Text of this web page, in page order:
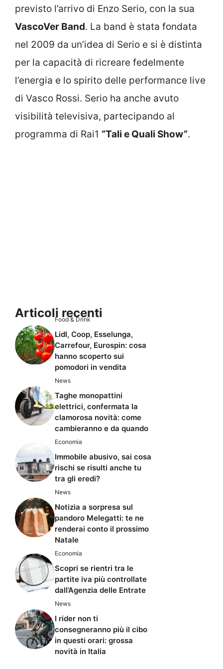
previsto l’arrivo di Enzo Serio, con la sua
VascoVer Band. La band è stata fondata
nel 2009 da un’idea di Serio e si è distinta
per la capacità di ricreare fedelmente
l’energia e lo spirito delle performance live
di Vasco Rossi. Serio ha anche avuto
visibilità televisiva, partecipando al
programma di Rai1 “Tali e Quali Show”.
Articoli recenti
Food & Drink
Lidl, Coop, Esselunga,
Carrefour, Eurospin: cosa
hanno scoperto sui
pomodori in vendita
News
Taghe monopattini
elettrici, confermata la
clamorosa novità: come
cambieranno e da quando
Economia
Immobile abusivo, sai cosa
rischi se risulti anche tu
tra gli eredi?
News
Notizia a sorpresa sul
pandoro Melegatti: te ne
renderai conto il prossimo
Natale
Economia
Scopri se rientri tra le
partite iva più controllate
dall’Agenzia delle Entrate
News
I rider non ti
consegneranno più il cibo
in questi orari: grossa
novità in Italia